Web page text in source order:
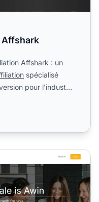
Affshark : un
spécialisé
pour l'industrie